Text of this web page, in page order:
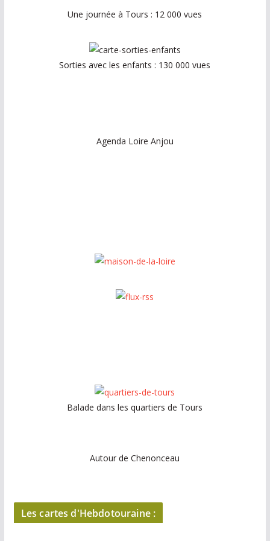
Une journée à Tours : 12 000 vues
Sorties avec les enfants : 130 000 vues
Agenda Loire Anjou
Balade dans les quartiers de Tours
Autour de Chenonceau
Les cartes d'Hebdotouraine :